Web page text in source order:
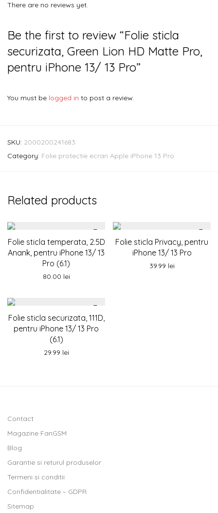
There are no reviews yet.
Be the first to review “Folie sticla
securizata, Green Lion HD Matte Pro,
pentru iPhone 13/ 13 Pro”
You must be logged in to post a review.
SKU: 2000200241683
Category: Folie protectie ecran Apple iPhone 13 Pro
Related products
Folie sticla temperata, 2.5D
Anank, pentru iPhone 13/ 13
Pro (6.1)
80.00 lei
Folie sticla Privacy, pentru
iPhone 13/ 13 Pro
39.99 lei
Folie sticla securizata, 111D,
pentru iPhone 13/ 13 Pro
(6.1)
29.99 lei
Contact
Magazine FanGSM
Blog
Garantie si returul produselor
Termeni si conditii
Confidentialitate – GDPR
Sitemap